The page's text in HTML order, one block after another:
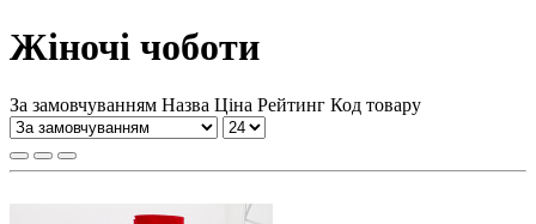
Жіночі чоботи
За замовчуванням Назва Ціна Рейтинг Код товару